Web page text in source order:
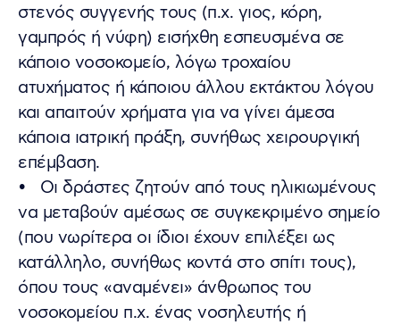
στενός συγγενής τους (π.χ. γιος, κόρη,
γαμπρός ή νύφη) εισήχθη εσπευσμένα σε
κάποιο νοσοκομείο, λόγω τροχαίου
ατυχήματος ή κάποιου άλλου εκτάκτου λόγου
και απαιτούν χρήματα για να γίνει άμεσα
κάποια ιατρική πράξη, συνήθως χειρουργική
επέμβαση.
• Οι δράστες ζητούν από τους ηλικιωμένους
να μεταβούν αμέσως σε συγκεκριμένο σημείο
(που νωρίτερα οι ίδιοι έχουν επιλέξει ως
κατάλληλο, συνήθως κοντά στο σπίτι τους),
όπου τους «αναμένει» άνθρωπος του
νοσοκομείου π.χ. ένας νοσηλευτής ή